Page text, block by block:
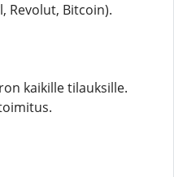
Revolut, Bitcoin).
kaikille tilauksille.